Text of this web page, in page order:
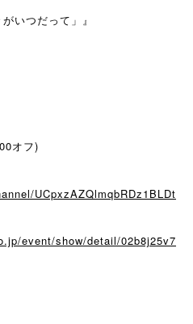
いつだって」』
オフ)
UCpxzAZQlmqbRDz1BLDt
event/show/detail/02b8j25v7